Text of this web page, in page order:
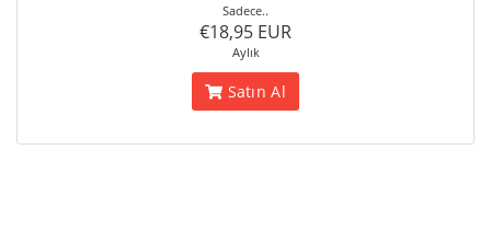
Sadece..
€18,95 EUR
Aylık
Satın Al